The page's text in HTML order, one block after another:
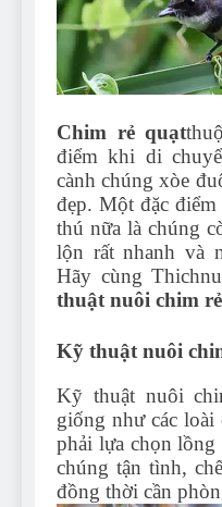
Can
And
7 Năm
7
Chim rẻ quạt
điểm khi di
cành chúng xòe
đẹp. Một đặc
thú nữa là chúng
lộn rất nhanh và
Hãy cùng
thuật nuôi chim
Kỹ thuật nuôi
Kỹ thuật nuôi
giống như các loài
phải lựa chọn lồng
chúng tận tình,
đồng thời cần